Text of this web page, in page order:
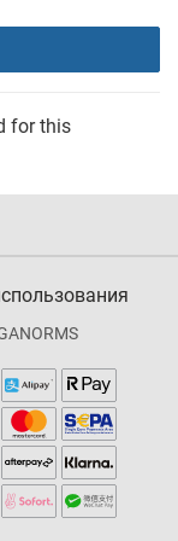
for this